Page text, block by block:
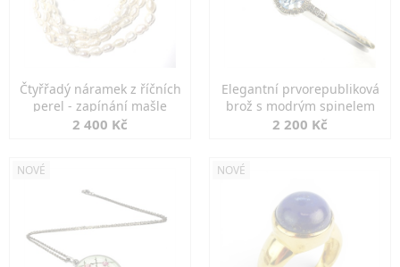
Čtyřřadý náramek z říčních
perel - zapínání mašle
2 400 Kč
Elegantní prvorepubliková
brož s modrým spinelem
2 200 Kč
NOVÉ NOVÉ